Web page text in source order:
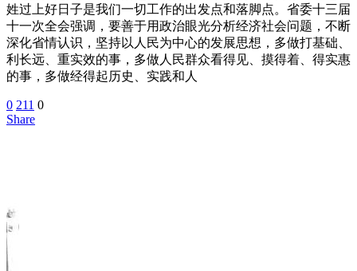
姓过上好日子是我们一切工作的出发点和落脚点。省委十三届
十一次全会强调，要善于用政治眼光分析经济社会问题，不断
深化省情认识，坚持以人民为中心的发展思想，多做打基础、
利长远、重实效的事，多做人民群众看得见、摸得着、得实惠
的事，多做经得起历史、实践和人
0 211 0
Share